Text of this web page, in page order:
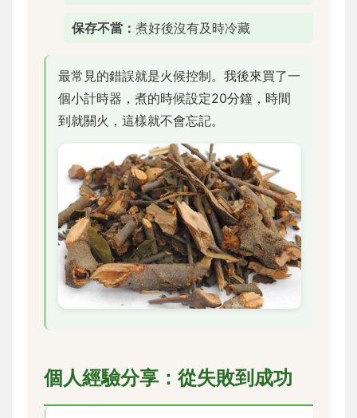
保存不當： 煮好後沒有及時冷藏
最常見的錯誤就是火候控制。我後來買了一
個小計時器，煮的時候設定20分鐘，時間
到就關火，這樣就不會忘記。
個人經驗分享：從失敗到成功